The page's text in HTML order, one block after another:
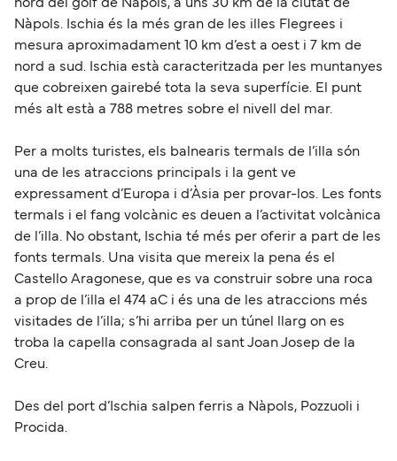
nord del golf de Nàpols, a uns 30 km de la ciutat de
Nàpols. Ischia és la més gran de les illes Flegrees i
mesura aproximadament 10 km d’est a oest i 7 km de
nord a sud. Ischia està caracteritzada per les muntanyes
que cobreixen gairebé tota la seva superfície. El punt
més alt està a 788 metres sobre el nivell del mar.
Per a molts turistes, els balnearis termals de l’illa són
una de les atraccions principals i la gent ve
expressament d’Europa i d’Àsia per provar-los. Les fonts
termals i el fang volcànic es deuen a l’activitat volcànica
de l’illa. No obstant, Ischia té més per oferir a part de les
fonts termals. Una visita que mereix la pena és el
Castello Aragonese, que es va construir sobre una roca
a prop de l’illa el 474 aC i és una de les atraccions més
visitades de l’illa; s’hi arriba per un túnel llarg on es
troba la capella consagrada al sant Joan Josep de la
Creu.
Des del port d’Ischia salpen ferris a Nàpols, Pozzuoli i
Procida.